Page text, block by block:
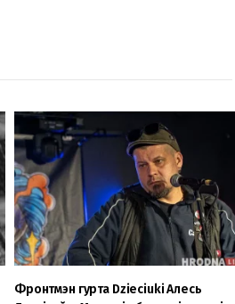
Фронтмэн гурта Dzieciuki Алесь